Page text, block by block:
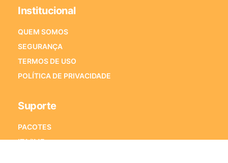
Institucional
QUEM SOMOS
SEGURANÇA
TERMOS DE USO
POLÍTICA DE PRIVACIDADE
Suporte
PACOTES
ITA/IME